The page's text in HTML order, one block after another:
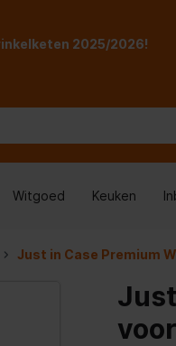
2025/2026!
Witgoed Keuken
Just in Case Premium